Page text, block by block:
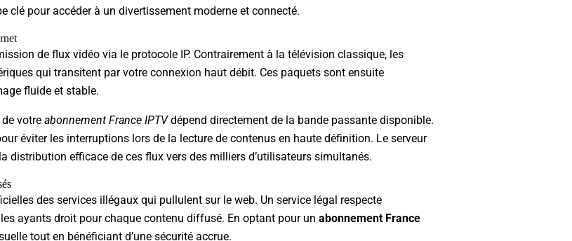
clé pour accéder à un divertissement moderne et connecté.
de flux vidéo via le protocole IP. Contrairement à la télévision classique, les
qui transitent par votre connexion haut débit. Ces paquets sont ensuite
fluide et stable.
votre abonnement France IPTVdépend directement de la bande passante disponible.
éviter les interruptions lors de la lecture de contenus en haute définition. Le serveur
distribution efficace de ces flux vers des milliers d’utilisateurs simultanés.
des services illégaux qui pullulent sur le web. Un service légal respecte
ayants droit pour chaque contenu diffusé. En optant pour un abonnement France
tout en bénéficiant d’une sécurité accrue.